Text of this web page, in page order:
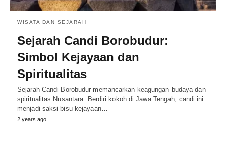
WISATA DAN SEJARAH
Sejarah Candi Borobudur:
Simbol Kejayaan dan
Spiritualitas
Sejarah Candi Borobudur memancarkan keagungan budaya dan
spiritualitas Nusantara. Berdiri kokoh di Jawa Tengah, candi ini
menjadi saksi bisu kejayaan…
2 years ago